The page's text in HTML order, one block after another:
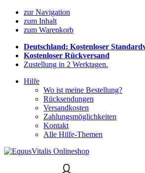
zur Navigation
zum Inhalt
zum Warenkorb
Deutschland: Kostenloser
Kostenloser Rückversand
Zustellung in 2 Werktagen.
Hilfe
Wo ist meine Bestellung?
Rücksendungen
Versandkosten
Zahlungsmöglichkeiten
Kontakt
Alle Hilfe-Themen